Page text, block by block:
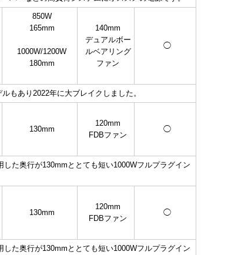
850W
165mm
1000W/1200W
180mm
140mm
デュアルボー
ルベアリング
ファン
◯
もあり2022年に大ブレイクしました。
130mm
120mm
FDBファン
◯
た奥行が130mmととても短い1000Wフルプラグイン
130mm
120mm
FDBファン
◯
た奥行が130mmととても短い1000Wフルプラグイン